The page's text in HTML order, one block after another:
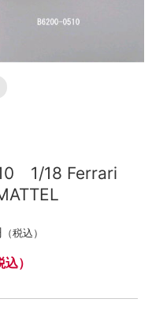
1/18 Ferrari
（税込）
込）